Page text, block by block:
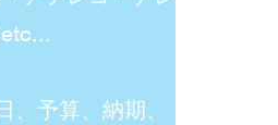
予算、納期、